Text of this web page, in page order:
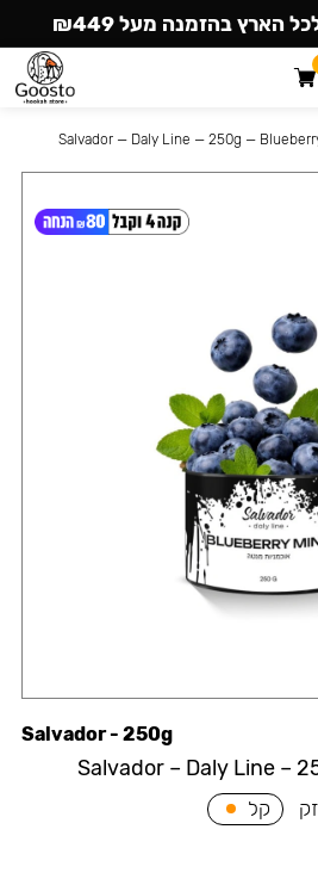
Salvador – Daly Line –
Salvador - 250g
קל
Salvador — Daly Line — 250g —
הארץ בהזמנה מעל ₪449